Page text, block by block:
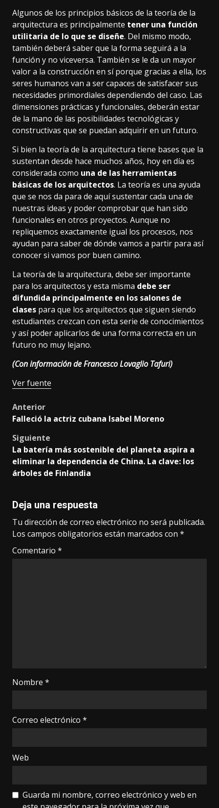
Algunos de los principios básicos de la teoría de la
arquitectura es principalmente tener una función
utilitaria de lo que se diseñe. Del mismo modo,
también deberá saber que la forma seguirá a la
función y no viceversa. También se le da un mayor
valor a la construcción en sí porque gracias a ella, los
seres humanos van a ser capaces de satisfacer sus
necesidades primordiales dependiendo del caso. Las
dimensiones prácticas y funcionales, deberán estar
de la mano de las posibilidades tecnológicas y
constructivas que se puedan adquirir en un futuro.
Si bien la teoría de la arquitectura tiene bases que la
sustentan desde hace muchos años, hoy en día es
considerada como una de las herramientas
básicas de los arquitectos. La teoría es una ayuda
que se nos da para de aquí sustentar cada una de
nuestras ideas y poder comprobar que han sido
funcionales en otros proyectos. Aunque no
repliquemos exactamente igual los procesos, nos
ayudan para saber de dónde vamos a partir para así
conocer si vamos por buen camino.
La teoría de la arquitectura, debe ser importante
para los arquitectos y esta misma debe ser
difundida principalmente en los salones de
clases para que los arquitectos que siguen siendo
estudiantes crezcan con esta serie de conocimientos
y así poder aplicarlos de una forma correcta en un
futuro no muy lejano.
(Con información de Francesco Lovaglio Tafuri)
Ver fuente
Post
Anterior
Falleció la actriz cubana Isabel Moreno
Siguiente
La batería más sostenible del planeta aspira a
eliminar la dependencia de China. La clave: los
árboles de Finlandia
Deja una respuesta
Tu dirección de correo electrónico no será publicada.
Los campos obligatorios están marcados con *
Comentario *
Nombre *
Correo electrónico *
Web
Guarda mi nombre, correo electrónico y web en